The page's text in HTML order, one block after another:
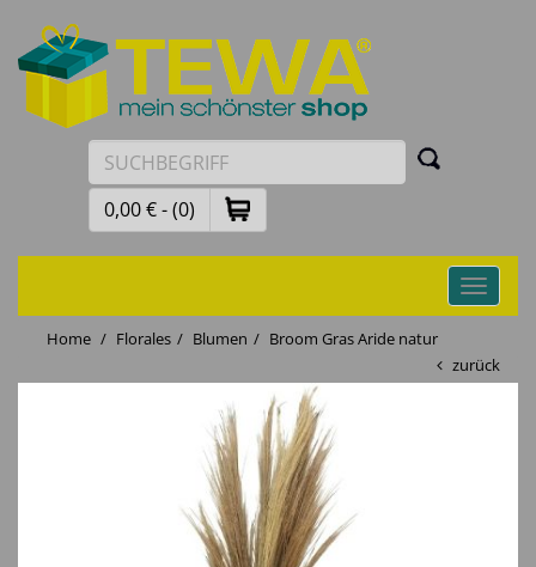
0,00 € - (0)
Toggle
Home
Florales Blumen
Broom Gras Aride natur
zurück